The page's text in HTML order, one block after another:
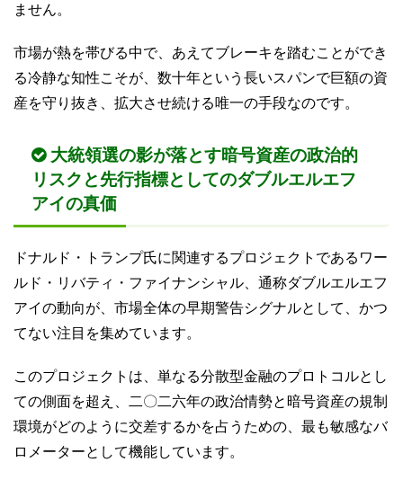
ません。
市場が熱を帯びる中で、あえてブレーキを踏むことができ
る冷静な知性こそが、数十年という長いスパンで巨額の資
産を守り抜き、拡大させ続ける唯一の手段なのです。
大統領選の影が落とす暗号資産の政治的
リスクと先行指標としてのダブルエルエフ
アイの真価
ドナルド・トランプ氏に関連するプロジェクトであるワー
ルド・リバティ・ファイナンシャル、通称ダブルエルエフ
アイの動向が、市場全体の早期警告シグナルとして、かつ
てない注目を集めています。
このプロジェクトは、単なる分散型金融のプロトコルとし
ての側面を超え、二〇二六年の政治情勢と暗号資産の規制
環境がどのように交差するかを占うための、最も敏感なバ
ロメーターとして機能しています。